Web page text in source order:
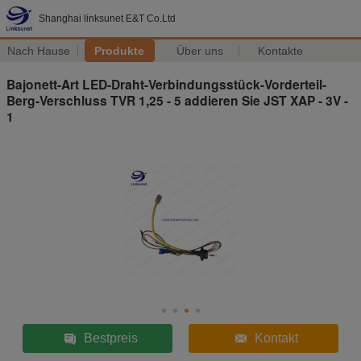
Shanghai linksunet E&T Co.Ltd
Nach Hause Produkte Über uns Kontakte
Bajonett-Art LED-Draht-Verbindungsstück-Vorderteil-
Berg-Verschluss TVR 1,25 - 5 addieren Sie JST XAP - 3V -
1
Bestpreis Kontakt